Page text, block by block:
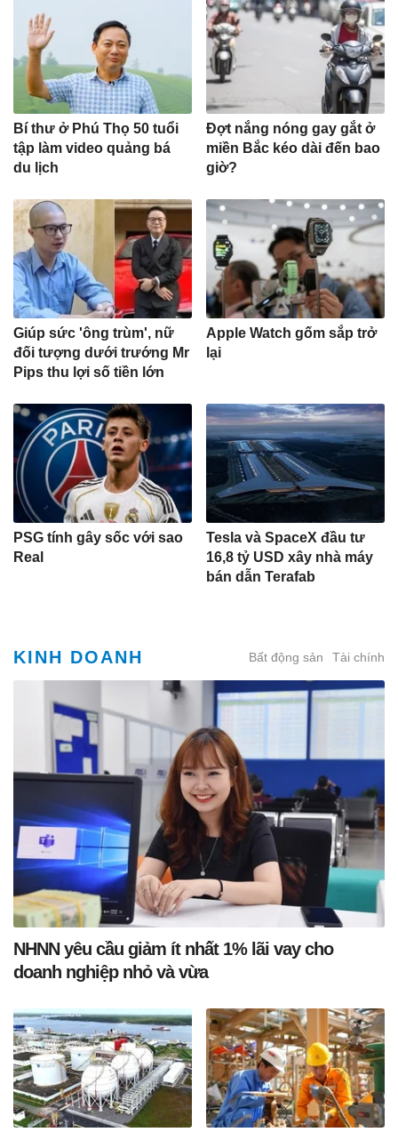
Bí thư ở Phú Thọ 50 tuổi
tập làm video quảng bá
du lịch
Đợt nắng nóng gay gắt ở
miền Bắc kéo dài đến bao
giờ?
Giúp sức 'ông trùm', nữ
đối tượng dưới trướng Mr
Pips thu lợi số tiền lớn
Apple Watch gốm sắp trở
lại
PSG tính gây sốc với sao
Real
Tesla và SpaceX đầu tư
16,8 tỷ USD xây nhà máy
bán dẫn Terafab
KINH DOANH Bất động sản Tài chính
NHNN yêu cầu giảm ít nhất 1% lãi vay cho
doanh nghiệp nhỏ và vừa